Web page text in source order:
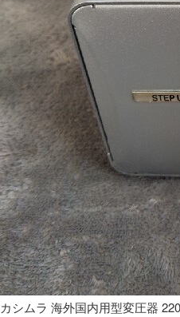
カシムラ 海外国内用型変圧器